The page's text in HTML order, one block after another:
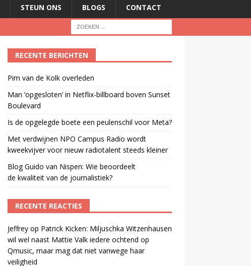
STEUN ONS BLOGS CONTACT
RECENTE BERICHTEN
Pim van de Kolk overleden
Man ‘opgesloten’ in Netflix-billboard boven Sunset
Boulevard
Is de opgelegde boete een peulenschil voor Meta?
Met verdwijnen NPO Campus Radio wordt
kweekvijver voor nieuw radiotalent steeds kleiner
Blog Guido van Nispen: Wie beoordeelt
de kwaliteit van de journalistiek?
RECENTE REACTIES
Jeffreyop Patrick Kicken: Miljuschka Witzenhausen
wil wel naast Mattie Valk iedere ochtend op
Qmusic, maar mag dat niet vanwege haar
veiligheid